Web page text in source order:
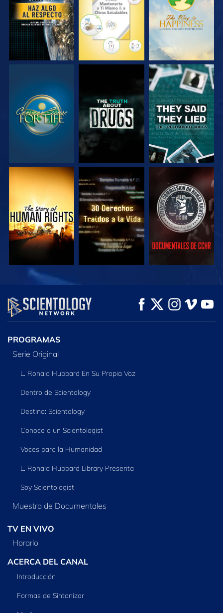
VE VE
VE VE VE
VE
EXPLORA LAS
SERIES
PROGRAMAS
Serie Original
L. Ronald Hubbard En Su Propia Voz
Dentro de Scientology
Destino: Scientology
Conoce a un Scientologist
Voces para la Humanidad
L. Ronald Hubbard Library Presenta
Soy Scientologist
Muestra de Documentales
TV EN VIVO
Horario
ACERCA DEL CANAL
Introducción
Formas de Sintonizar